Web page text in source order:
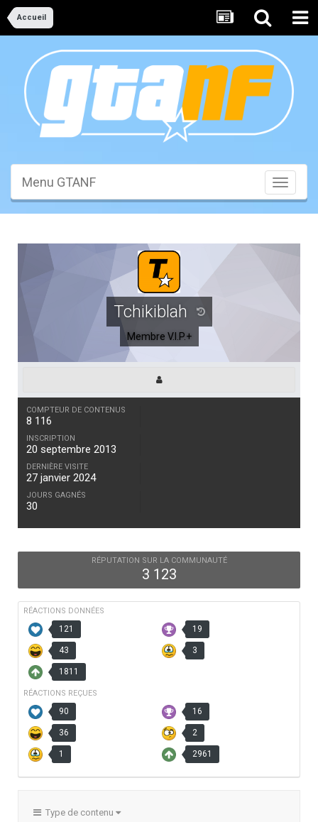
Accueil
Toggle
Menu GTANF
Tchikiblah
Membre V.I.P.+
COMPTEUR DE CONTENUS
8 116
INSCRIPTION
20 septembre 2013
DERNIÈRE VISITE
27 janvier 2024
JOURS GAGNÉS
30
RÉPUTATION SUR LA COMMUNAUTÉ
3 123
RÉACTIONS DONNÉES
121 19
43 3
1811
RÉACTIONS REÇUES
90 16
36 2
1 2961
Type de contenu